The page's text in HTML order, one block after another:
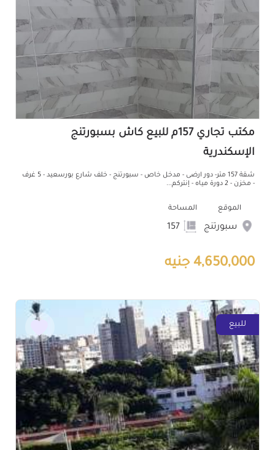
مكتب تجاري 157م للبيع كاش بسبورتنج
الإسكندرية
شقة 157 متر- دور ارضى - مدخل خاص - سبورتنج - خلف شارع بورسعيد - 5 غرف
- مخزن - 2 دورة مياه - إنتركم...
الموقع
سبورتنج
المساحة
4,650,000 جنيه
للبيع